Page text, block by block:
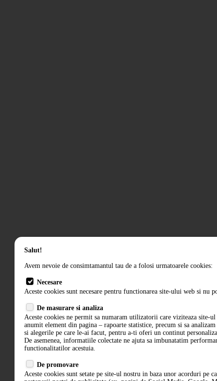
Salut!
Avem nevoie de consimtamantul tau de a folosi urmatoarele cookies:
Necesare
Aceste cookies sunt necesare pentru functionarea site-ului web si nu
De masurare si analiza
Aceste cookies ne permit sa numaram utilizatorii care viziteaza site-ul
anumit element din pagina – rapoarte statistice, precum si sa
si alegerile pe care le-ai facut, pentru a-ti oferi un continut
De asemenea, informatiile colectate ne ajuta sa imbunatatim
functionalitatilor acestuia.
De promovare
Aceste cookies sunt setate pe site-ul nostru in baza unor acorduri pe